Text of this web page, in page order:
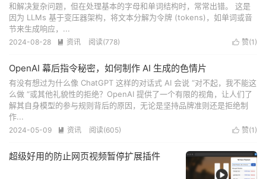
和解决复杂问题，但在处理基本的字母和单词结构时，常常出错。 这是
因为 LLMs 基于变压器架构，将文本分解为令牌 (tokens)，如单词或音
节来生成响应，...
 赞(1 )
2024-08-28  资讯 阅读(778)
OpenAI 幕后指令秘密，如何制作 AI 生成的色情片
有没有想过为什么像 ChatGPT 这样的对话式 AI 会说 “对不起，我不能这
么做 “或其他礼貌性的拒绝？OpenAI 提供了一个有限的视角，让人们了
解其自身模型的参与规则背后的原因，无论是坚持品牌准则还是拒绝制
作...
 赞(1 )
2024-05-09  资讯 阅读(605)
超级好用的防止网页视频暂停扩展插件